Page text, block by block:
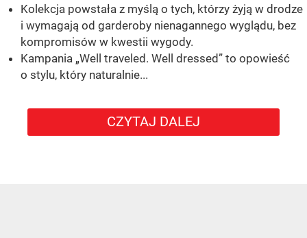
Kolekcja powstała z myślą o tych, którzy żyją w drodze
i wymagają od garderoby nienagannego wyglądu, bez
kompromisów w kwestii wygody.
Kampania „Well traveled. Well dressed” to opowieść
o stylu, który naturalnie...
CZYTAJ DALEJ